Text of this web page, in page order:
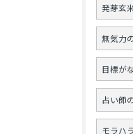
発芽玄
無気力
目標が
占い師
モラハ